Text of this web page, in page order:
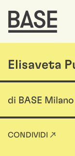
Elisaveta
di BASE Milano
CONDIVIDI ↗